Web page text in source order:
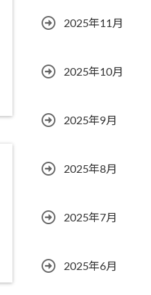
2025年11月
2025年10月
2025年9月
2025年8月
2025年7月
2025年6月